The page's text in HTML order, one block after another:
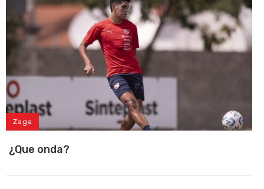
Zaga
¿Que onda?